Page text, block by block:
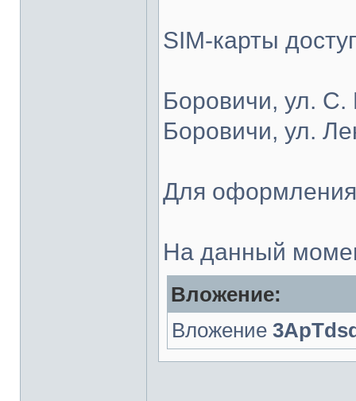
SIM-карты
Боровичи, ул. С.
Боровичи, ул.
Для оформления
На данный
Вложение:
Вложение